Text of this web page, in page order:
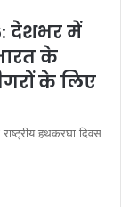
देशभर में
के
के लिए
हथकरघा दिवस